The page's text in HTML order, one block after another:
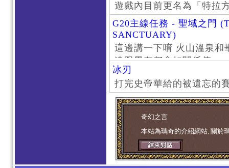
遊戲內目前更名為「特拉
G20主線任務 - 聖域之門
SANCTUARY)
這邊講一下唷 火山溫泉
遠跟畢奈都會扣關係值
冰刃
打完史帝華給的被遺忘的
奇幻之言
本站為瑪奇的介紹網站, 關於